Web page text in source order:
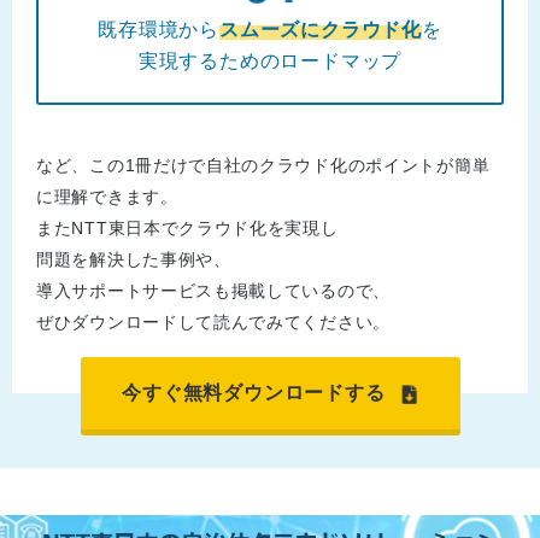
既存環境からスムーズにクラウド化を
実現するためのロードマップ
など、この1冊だけで自社のクラウド化のポイントが簡単
に理解できます。
またNTT東日本でクラウド化を実現し
問題を解決した事例や、
導入サポートサービスも掲載しているので、
ぜひダウンロードして読んでみてください。
今すぐ無料ダウンロードする